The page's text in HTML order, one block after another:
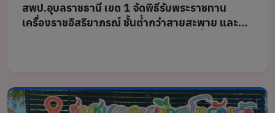
สพป.อุบลราชธานี เขต 1 จัดพิธีรับพระราชทาน
เครื่องราชอิสริยาภรณ์ ชั้นต่ำกว่าสายสะพาย และ